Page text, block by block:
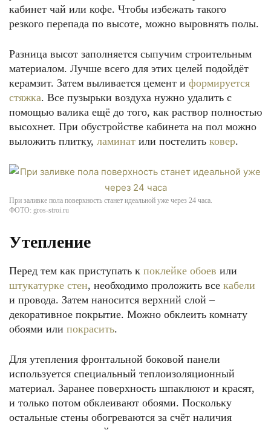
кабинет чай или кофе. Чтобы избежать такого
резкого перепада по высоте, можно выровнять полы.
Разница высот заполняется сыпучим строительным
материалом. Лучше всего для этих целей подойдёт
керамзит. Затем выливается цемент и формируется
стяжка. Все пузырьки воздуха нужно удалить с
помощью валика ещё до того, как раствор полностью
высохнет. При обустройстве кабинета на пол можно
выложить плитку, ламинат или постелить ковер.
При заливке пола поверхность станет идеальной уже через 24 часа.
ФОТО: gros-stroi.ru
Утепление
Перед тем как приступать к поклейке обоев или
штукатурке стен, необходимо проложить все кабели
и провода. Затем наносится верхний слой –
декоративное покрытие. Можно обклеить комнату
обоями или покрасить.
Для утепления фронтальной боковой панели
используется специальный теплоизоляционный
материал. Заранее поверхность шпаклюют и красят,
и только потом обклеивают обоями. Поскольку
остальные стены обогреваются за счёт наличия